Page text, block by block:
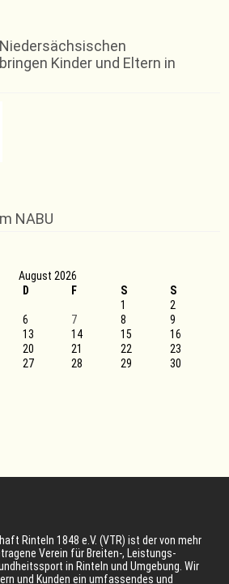
Kinder und Eltern in
NABU
August 2026
D F S
S
1
2
6 7 8
9
13 14 15
16
20 21 22
23
27 28 29
30
Rinteln 1848 e.V. (VTR) ist der von mehr
Verein für Breiten-, Leistungs-
in Rinteln und Umgebung. Wir
und Kunden ein umfassendes und